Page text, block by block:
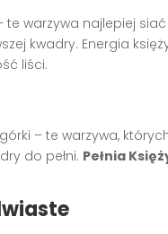
te warzywa najlepiej
kwadry. Energia
liści.
– te warzywa,
do pełni. Pełnia